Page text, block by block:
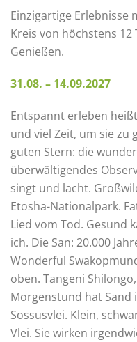
Einzigartige Erlebnisse
Kreis von höchstens
Genießen.
31.08. – 14.09.2027
Entspannt erleben
und viel Zeit, um sie zu
guten Stern: die
überwältigendes
singt und lacht.
Etosha-Nationalpark.
Lied vom Tod. Gesund
ich. Die San: 20.000
Wonderful
oben. Tangeni
Morgenstund hat Sand
Sossusvlei. Klein,
Vlei. Sie wirken